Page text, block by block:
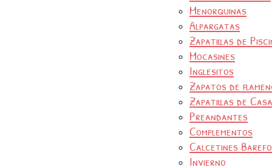
Menorquinas
Alpargatas
Zapatillas de
Mocasines
Inglesitos
Zapatos de
Zapatillas de Casa
Preandantes
Complementos
Calcetines
Invierno